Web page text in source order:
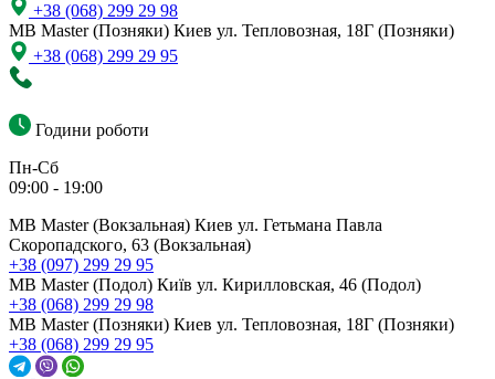
+38 (068) 299 29 98
MB Master (Позняки) Киев ул. Тепловозная, 18Г (Позняки)
+38 (068) 299 29 95
Години роботи
Пн-Сб
09:00 - 19:00
MB Master (Вокзальная) Киев ул. Гетьмана Павла
Скоропадского, 63 (Вокзальная)
+38 (097) 299 29 95
MB Master (Подол) Київ ул. Кирилловская, 46 (Подол)
+38 (068) 299 29 98
MB Master (Позняки) Киев ул. Тепловозная, 18Г (Позняки)
+38 (068) 299 29 95